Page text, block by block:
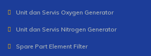
Unit dan Servis Oxygen Generator
Unit dan Servis Nitrogen Generator
Spare Part Element Filter